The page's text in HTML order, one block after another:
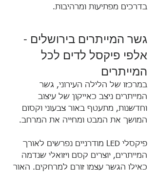
בדרכים מפתיעות ומרהיבות.
גשר המייתרים בירושלים -
אלפי פיקסל לדים לכל
המייתרים
במרכזו של הלילה העירוני, גשר
המייתרים ניצב כאייקון של עיצוב
וחדשנות, מתעטף באור צבעוני וקסום
המושך את המבט ומחייה את המרחב.
פיקסלי LED מודרניים נפרשים לאורך
המייתרים, יוצרים קסם ויזואלי שנדמה
כאילו הגשר עצמו זורם למרחקים. האור